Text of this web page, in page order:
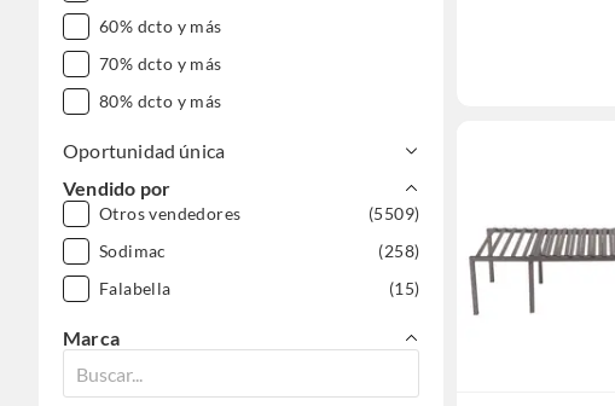
60% dcto y más
70% dcto y más
80% dcto y más
Oportunidad única
Vendido por
Otros vendedores
(5509)
Sodimac
(258)
Falabella
(15)
Marca